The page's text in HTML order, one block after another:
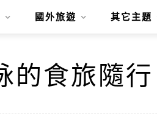
國外旅遊 其它主題